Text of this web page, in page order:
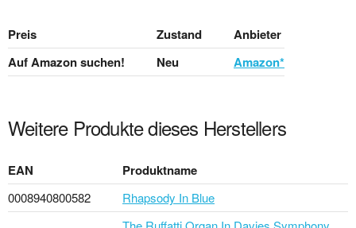
Preis Zustand
Anbieter
Auf Amazon suchen!
Neu Amazon*
Weitere Produkte dieses Herstellers
EAN Produktname
0008940800582 Rhapsody In Blue